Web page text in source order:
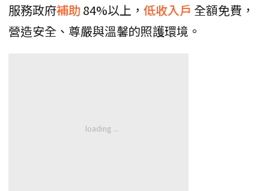
服務政府補助 84%以上， 低收入戶 全額免費，
營造安全、尊嚴與溫馨的照護環境。